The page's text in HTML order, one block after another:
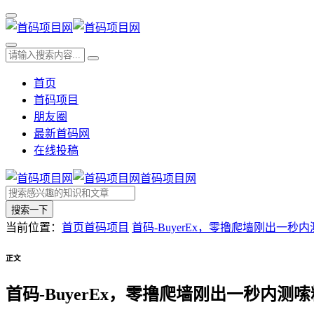
首页
首码项目
朋友圈
最新首码网
在线投稿
首码项目网
搜索一下
当前位置： 首页首码项目 首码-BuyerEx，零撸爬墙刚出一秒内
正文
首码-BuyerEx，零撸爬墙刚出一秒内测嗦